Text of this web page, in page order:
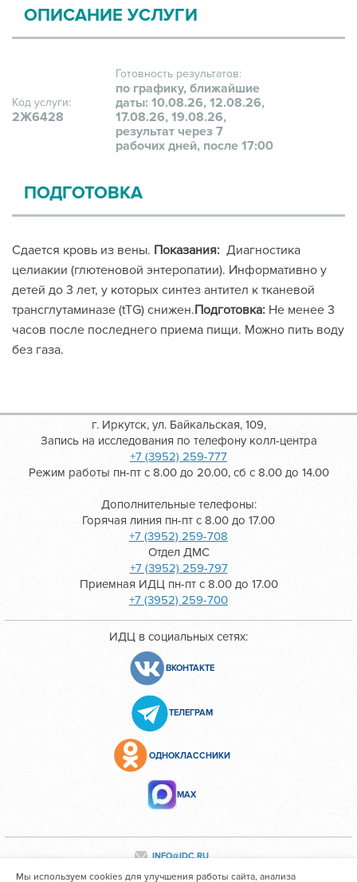
ОПИСАНИЕ УСЛУГИ
Код услуги:
2Ж6428
Готовность результатов:
по графику, ближайшие
даты: 10.08.26, 12.08.26,
17.08.26, 19.08.26,
результат через 7
рабочих дней, после 17:00
ПОДГОТОВКА
Сдается кровь из вены. Показания: Диагностика
целиакии (глютеновой энтеропатии). Информативно у
детей до 3 лет, у которых синтез антител к тканевой
трансглутаминазе (tTG) снижен.Подготовка: Не менее 3
часов после последнего приема пищи. Можно пить воду
без газа.
г. Иркутск, ул. Байкальская, 109,
Запись на исследования по телефону колл-центра
+7 (3952) 259-777
Режим работы пн-пт с 8.00 до 20.00, сб с 8.00 до 14.00
Дополнительные телефоны:
Горячая линия пн-пт с 8.00 до 17.00
+7 (3952) 259-708
Отдел ДМС
+7 (3952) 259-797
Приемная ИДЦ пн-пт с 8.00 до 17.00
+7 (3952) 259-700
ИДЦ в социальных сетях:
ВКОНТАКТЕ
ТЕЛЕГРАМ
ОДНОКЛАССНИКИ
МАХ
INFO@IDC.RU
Мы используем cookies для улучшения работы сайта, анализа